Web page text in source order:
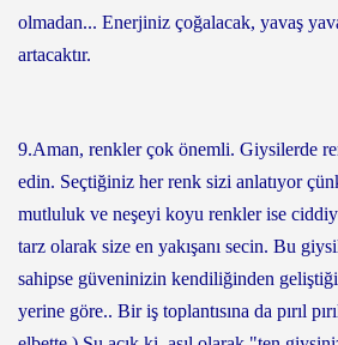
olmadan... Enerjiniz çoğalacak, yavaş
artacaktır.
9.Aman, renkler çok önemli. Giysilerde
edin. Seçtiğiniz her renk sizi anlatıyor
mutluluk ve neşeyi koyu renkler ise
tarz olarak size en yakışanı secin. Bu
sahipse güveninizin kendiliğinden
yerine göre.. Bir iş toplantısına da pırıl